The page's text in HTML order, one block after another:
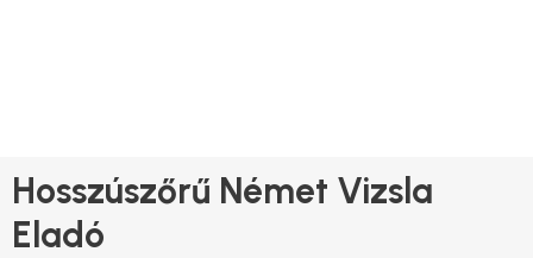
Hosszúszőrű Német Vizsla
Eladó